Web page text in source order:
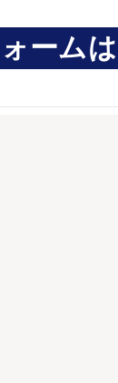
ーム